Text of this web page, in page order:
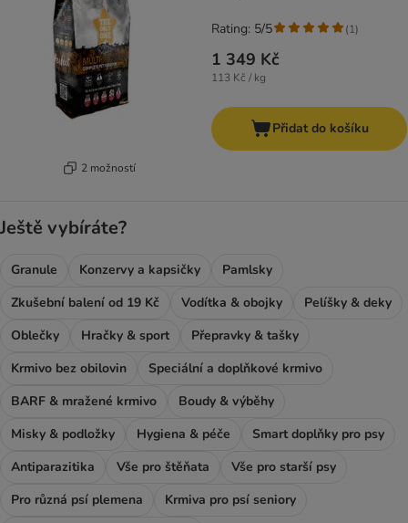
2 možností
1 349 Kč
113 Kč / kg
Rating: 5/5 (1)
Přidat do košíku
Ještě vybíráte?
Granule Konzervy a kapsičky
Pamlsky
Zkušební balení od 19 Kč
Vodítka & obojky
Pelíšky & deky
Oblečky
Hračky & sport
Přepravky & tašky
Krmivo bez obilovin
Speciální a doplňkové krmivo
BARF & mražené krmivo
Boudy & výběhy
Misky & podložky
Hygiena & péče
Smart doplňky pro psy
Antiparazitika
Vše pro štěňata
Vše pro starší psy
Pro různá psí plemena
Krmiva pro psí seniory